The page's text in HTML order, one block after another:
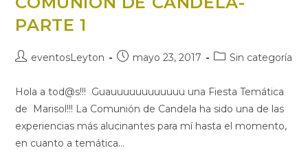
PARTE 1
eventosLeyton mayo 23, 2017 Sin categoría
Hola a tod@s!!! Guauuuuuuuuuuuu una Fiesta Temática
de Marisol!!! La Comunión de Candela ha sido una de las
experiencias más alucinantes para mí hasta el momento,
en cuanto a temática…